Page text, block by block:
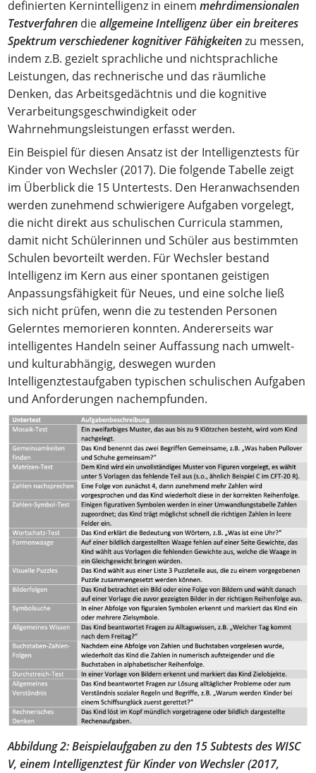
definierten Kernintelligenz in einemmehrdimensionalen
Testverfahren dieallgemeine Intelligenz über ein breiteres
Spektrum verschiedener kognitiver Fähigkeitenzu messen,
indem z.B. gezielt sprachliche und nichtsprachliche
Leistungen, das rechnerische und das räumliche
Denken, das Arbeitsgedächtnis und die kognitive
Verarbeitungsgeschwindigkeit oder
Wahrnehmungsleistungen erfasst werden.
Ein Beispiel für diesen Ansatz ist der Intelligenztests für
Kinder von Wechsler (2017). Die folgende Tabelle zeigt
im Überblick die 15 Untertests. Den Heranwachsenden
werden zunehmend schwierigere Aufgaben vorgelegt,
die nicht direkt aus schulischen Curricula stammen,
damit nicht Schülerinnen und Schüler aus bestimmten
Schulen bevorteilt werden. Für Wechsler bestand
Intelligenz im Kern aus einer spontanen geistigen
Anpassungsfähigkeit für Neues, und eine solche ließ
sich nicht prüfen, wenn die zu testenden Personen
Gelerntes memorieren konnten. Andererseits war
intelligentes Handeln seiner Auffassung nach umwelt-
und kulturabhängig, deswegen wurden
Intelligenztestaufgaben typischen schulischen Aufgaben
und Anforderungen nachempfunden.
Abbildung 2: Beispielaufgaben zu den 15 Subtests des WISC
V, einem Intelligenztest für Kinder von Wechsler (2017,